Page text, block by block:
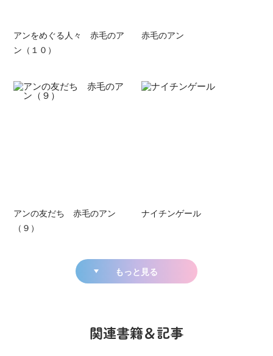
アンをめぐる人々 赤毛のア
ン（１０）
赤毛のアン
アンの友だち 赤毛のアン
（９）
ナイチンゲール
もっと見る
関連書籍＆記事